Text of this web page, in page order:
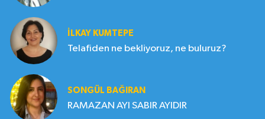
İLKAY KUMTEPE
Telafiden ne bekliyoruz, ne buluruz?
SONGÜL BAĞIRAN
RAMAZAN AYI SABIR AYIDIR